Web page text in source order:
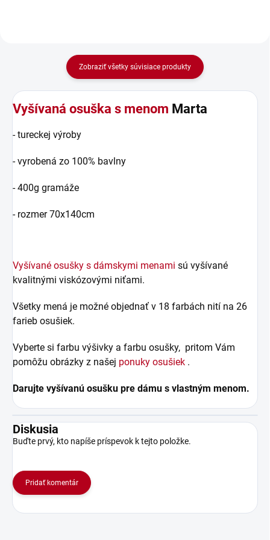
Zobraziť všetky súvisiace produkty
Vyšívaná osuška s menom Marta
- tureckej výroby
- vyrobená zo 100% bavlny
- 400g gramáže
- rozmer 70x140cm
Vyšívané osušky s dámskymi menami sú vyšívané
kvalitnými viskózovými niťami.
Všetky mená je možné objednať v 18 farbách nití na 26
farieb osušiek.
Vyberte si farbu výšivky a farbu osušky, pritom Vám
pomôžu obrázky z našej ponuky osušiek .
Darujte vyšívanú osušku pre dámu s vlastným menom.
Diskusia
Buďte prvý, kto napíše príspevok k tejto položke.
Pridať komentár